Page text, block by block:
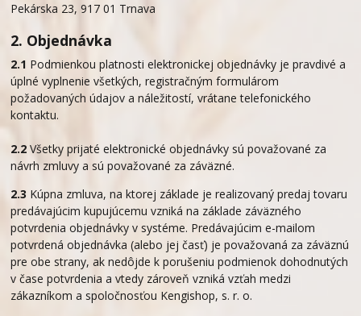
Pekárska 23, 917 01 Trnava
2. Objednávka
2.1 Podmienkou platnosti elektronickej objednávky je pravdivé a
úplné vyplnenie všetkých, registračným formulárom
požadovaných údajov a náležitostí, vrátane telefonického
kontaktu.
2.2 Všetky prijaté elektronické objednávky sú považované za
návrh zmluvy a sú považované za záväzné.
2.3 Kúpna zmluva, na ktorej základe je realizovaný predaj tovaru
predávajúcim kupujúcemu vzniká na základe záväzného
potvrdenia objednávky v systéme. Predávajúcim e-mailom
potvrdená objednávka (alebo jej časť) je považovaná za záväznú
pre obe strany, ak nedôjde k porušeniu podmienok dohodnutých
v čase potvrdenia a vtedy zároveň vzniká vzťah medzi
zákazníkom a spoločnosťou Kengishop, s. r. o.